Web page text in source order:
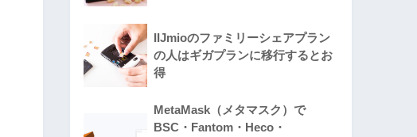
IIJmioのファミリーシェアプラン
の人はギガプランに移行するとお
得
MetaMask（メタマスク）で
BSC・Fantom・Heco・